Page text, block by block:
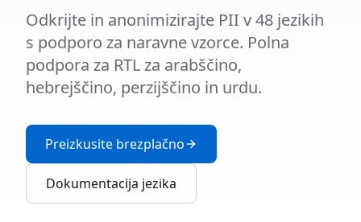
Odkrijte in anonimizirajte PII v 48 jezikih
s podporo za naravne vzorce. Polna
podpora za RTL za arabščino,
hebrejščino, perzijščino in urdu.
Preizkusite brezplačno
Dokumentacija jezika